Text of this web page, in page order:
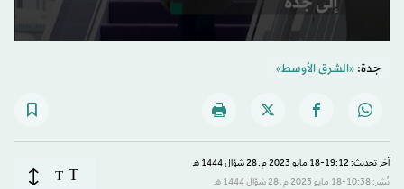
minute,
جدة:«الشرق الأوسط»
آخر تحديث: 19:12-18 مايو 2023 م ـ 28 شوّال 1444 هـ
نُشر: 10:38-18 مايو 2023 م ـ 28 شوّال 1444 هـ
T
T